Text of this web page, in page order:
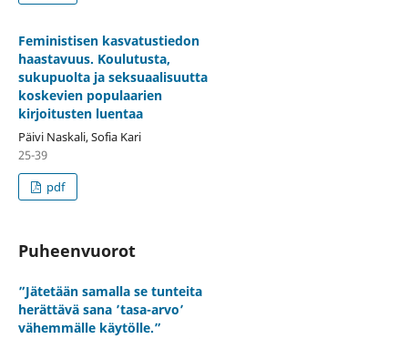
Feministisen kasvatustiedon
haastavuus. Koulutusta,
sukupuolta ja seksuaalisuutta
koskevien populaarien
kirjoitusten luentaa
Päivi Naskali, Sofia Kari
25-39
pdf
Puheenvuorot
”Jätetään samalla se tunteita
herättävä sana ’tasa-arvo’
vähemmälle käytölle.”